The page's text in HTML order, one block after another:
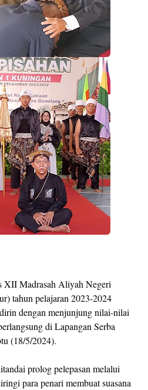
XII Madrasah Aliyah Negeri
tahun pelajaran 2023-2024
dengan menjunjung nilai-nilai
di Lapangan Serba
(18/5/2024).
prolog pelepasan melalui
para penari membuat suasana